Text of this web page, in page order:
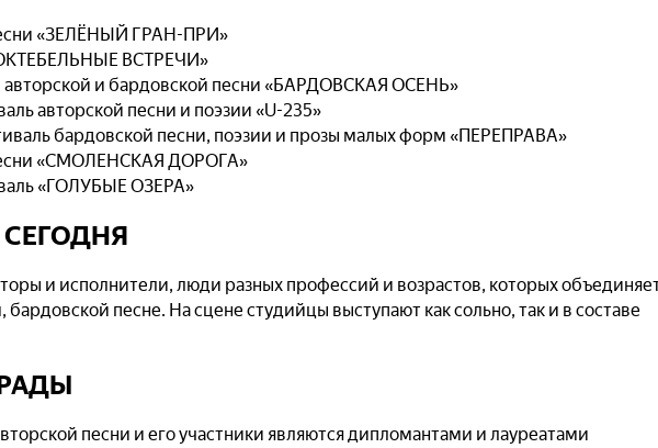
«ЗЕЛЁНЫЙ ГРАН-ПРИ»
ВСТРЕЧИ»
авторской и бардовской песни «БАРДОВСКАЯ ОСЕНЬ»
авторской песни и поэзии «U-235»
бардовской песни, поэзии и прозы малых форм «ПЕРЕПРАВА»
«СМОЛЕНСКАЯ ДОРОГА»
«ГОЛУБЫЕ ОЗЕРА»
и исполнители, люди разных профессий и возрастов, которых
песне. На сцене студийцы выступают как сольно, так и в составе
песни и его участники являются дипломантами и лауреатами